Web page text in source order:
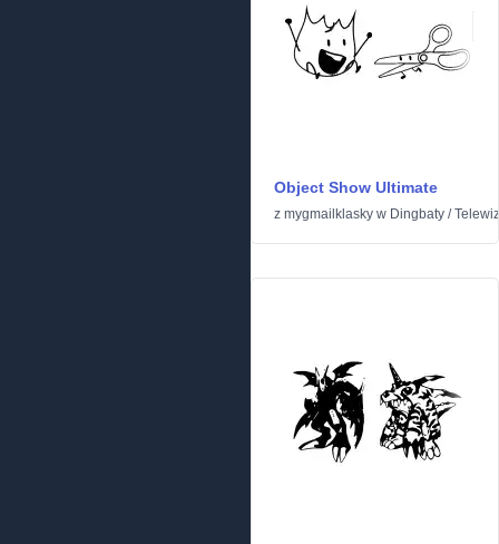
Object Show Ultimate
z mygmailklasky w Dingbaty /